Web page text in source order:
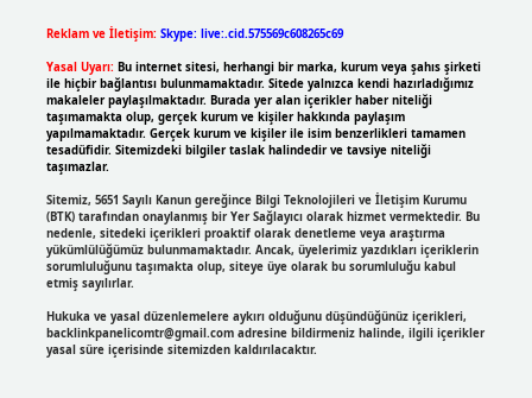
Reklam ve İletişim: Skype: live:.cid.575569c608265c69
Yasal Uyarı: Bu internet sitesi, herhangi bir marka, kurum veya şahıs şirketi
ile hiçbir bağlantısı bulunmamaktadır. Sitede yalnızca kendi hazırladığımız
makaleler paylaşılmaktadır. Burada yer alan içerikler haber niteliği
taşımamakta olup, gerçek kurum ve kişiler hakkında paylaşım
yapılmamaktadır. Gerçek kurum ve kişiler ile isim benzerlikleri tamamen
tesadüfidir. Sitemizdeki bilgiler taslak halindedir ve tavsiye niteliği
taşımazlar.
Sitemiz, 5651 Sayılı Kanun gereğince Bilgi Teknolojileri ve İletişim Kurumu
(BTK) tarafından onaylanmış bir Yer Sağlayıcı olarak hizmet vermektedir. Bu
nedenle, sitedeki içerikleri proaktif olarak denetleme veya araştırma
yükümlülüğümüz bulunmamaktadır. Ancak, üyelerimiz yazdıkları içeriklerin
sorumluluğunu taşımakta olup, siteye üye olarak bu sorumluluğu kabul
etmiş sayılırlar.
Hukuka ve yasal düzenlemelere aykırı olduğunu düşündüğünüz içerikleri,
backlinkpanelicomtr@gmail.comadresine bildirmeniz halinde, ilgili içerikler
yasal süre içerisinde sitemizden kaldırılacaktır.